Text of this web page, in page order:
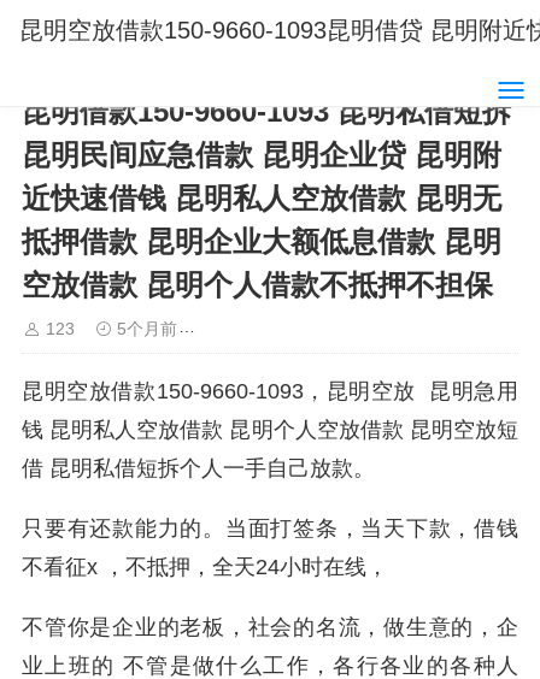
昆明空放借款150-9660-1093昆明借贷 昆明附
昆明借款150-9660-1093 昆明私借短拆
昆明民间应急借款 昆明企业贷 昆明附
近快速借钱 昆明私人空放借款 昆明无
抵押借款 昆明企业大额低息借款 昆明
空放借款 昆明个人借款不抵押不担保
123 5个月前
昆明空放借款150-9660-1093，昆明空放 昆明急用
钱 昆明私人空放借款 昆明个人空放借款 昆明空放短
借 昆明私借短拆个人一手自己放款。
只要有还款能力的。当面打签条，当天下款，借钱
不看征x ，不抵押，全天24小时在线，
不管你是企业的老板，社会的名流，做生意的，企
业上班的 不管是做什么工作，各行各业的各种人